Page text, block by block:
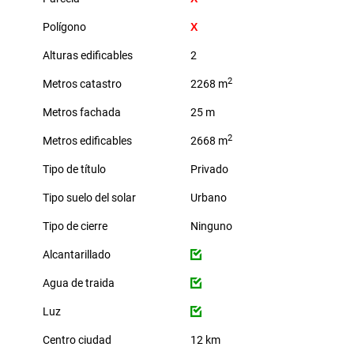
Polígono
Alturas edificables 2
Metros catastro 2268 m2
Metros fachada 25 m
Metros edificables 2668 m2
Tipo de título Privado
Tipo suelo del solar Urbano
Tipo de cierre Ninguno
Alcantarillado
Agua de traida
Luz
Centro ciudad 12 km